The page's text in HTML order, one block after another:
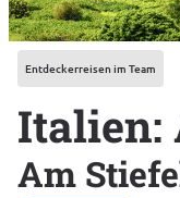
Entdeckerreisen im Team
Italien:
Am